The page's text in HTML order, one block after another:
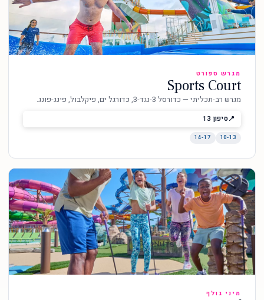
מגרש ספורט
Sports Court
מגרש רב-תכליתי — כדורסל 3-נגד-3, כדורגל ים, פיקלבול, פינג-פונג.
סיפון 13
10-13
14-17
מיני גולף